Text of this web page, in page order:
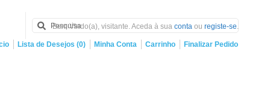
Bem Vindo(a), visitante. Aceda à sua conta ou registe-se.
Lista de Desejos (0) Minha Conta Carrinho Finalizar Pedido